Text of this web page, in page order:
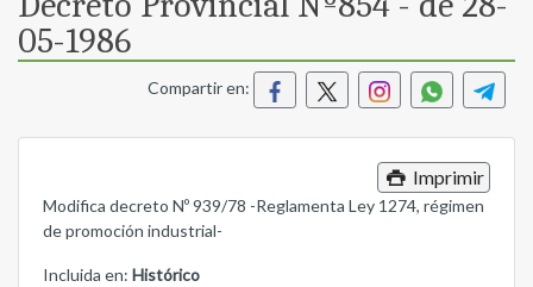
05-1986
Compartir en:
Imprimir
Modifica decreto Nº 939/78 -Reglamenta Ley 1274, régimen
de promoción industrial-
Incluida en: Histórico